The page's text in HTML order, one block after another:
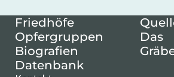
Friedhöfe
Opfergruppen
Biografien
Datenbank
Das